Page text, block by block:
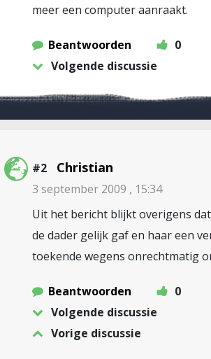
meer een computer aanraakt.
Beantwoorden
0
Volgende discussie
#2 Christian
3 september 2009 , 15:34
Uit het bericht blijkt overigens
de dader gelijk gaf en haar een
toekende wegens onrechtmatig
Beantwoorden
0
Volgende discussie
Vorige discussie